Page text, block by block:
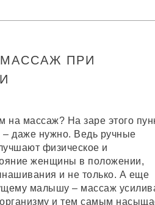
ПРИ
массаж? На заре этого
– даже нужно. Ведь ручные
физическое и
женщины в положении,
и не только. А еще
малышу – массаж
и тем самым